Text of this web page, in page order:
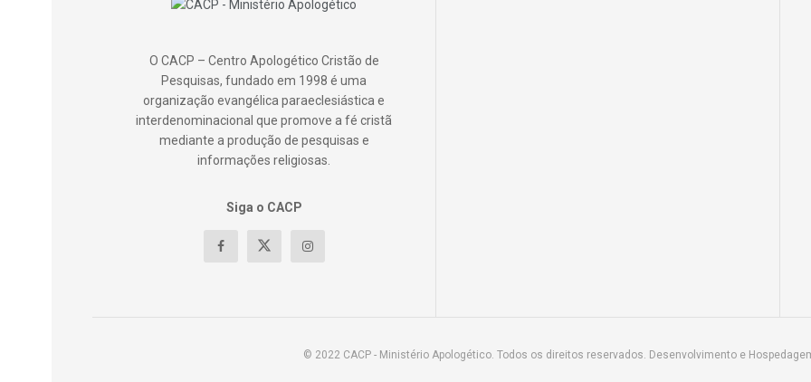
O CACP – Centro Apologético Cristão de
Pesquisas, fundado em 1998 é uma
organização evangélica paraeclesiástica e
interdenominacional que promove a fé cristã
mediante a produção de pesquisas e
informações religiosas.
Siga o CACP
© 2022 CACP - Ministério Apologético. Todos os direitos reservados. Desenvolvimento e